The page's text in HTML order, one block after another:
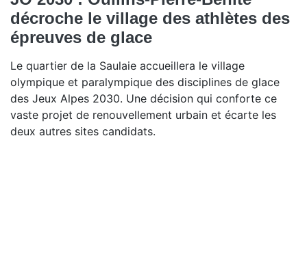
décroche le village des athlètes des
épreuves de glace
Le quartier de la Saulaie accueillera le village
olympique et paralympique des disciplines de glace
des Jeux Alpes 2030. Une décision qui conforte ce
vaste projet de renouvellement urbain et écarte les
deux autres sites candidats.